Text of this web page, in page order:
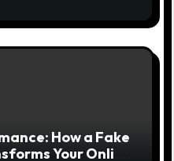
How a Fake
Your Online